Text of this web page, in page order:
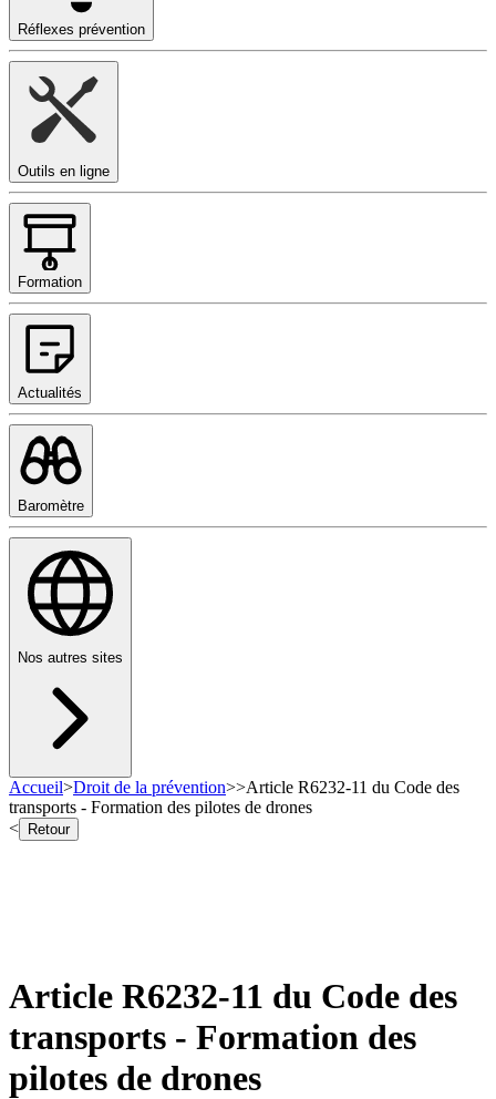
Réflexes prévention
Outils en ligne
Formation
Actualités
Baromètre
Nos autres sites
Accueil>Droit de la prévention>>Article R6232-11 du Code des
transports - Formation des pilotes de drones
<
Retour
Article R6232-11 du Code des
transports - Formation des
pilotes de drones